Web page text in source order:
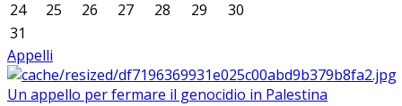
24 25 26 27 28 29
30
31
Appelli
Un appello per fermare il genocidio in Palestina